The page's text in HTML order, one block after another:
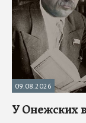
09.08.2026
У Онежских